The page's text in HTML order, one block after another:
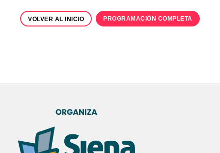
VOLVER AL INICIO PROGRAMACIÓN COMPLETA